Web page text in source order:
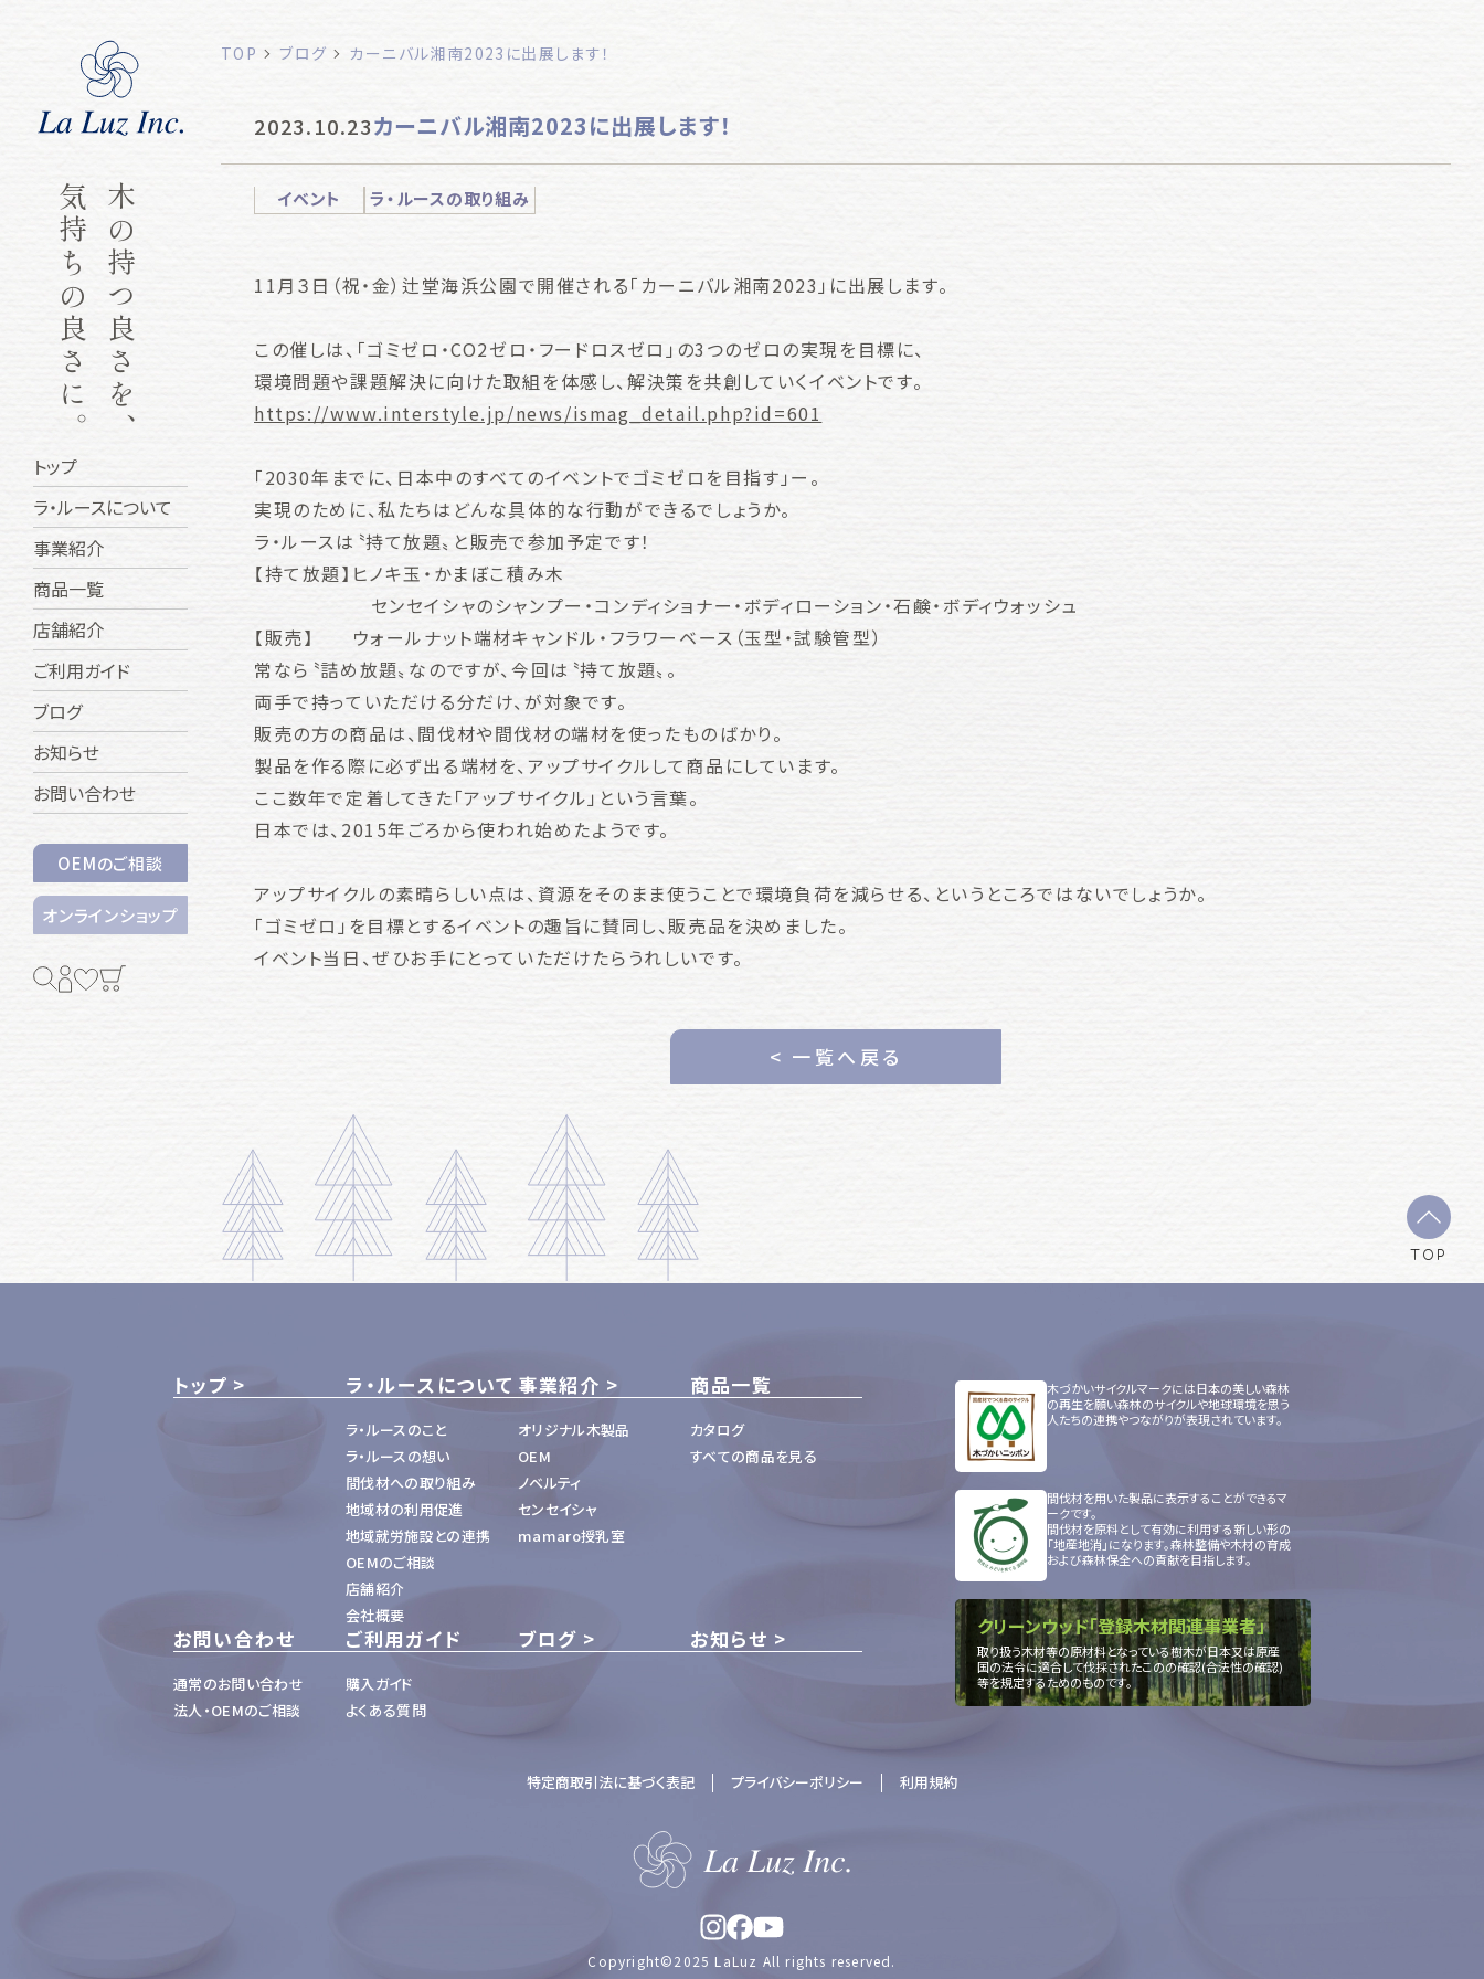
木の持つ良さを、
気持ちの良さに。
トップ
ラ・ルースについて
事業紹介
商品一覧
店舗紹介
ご利用ガイド
ブログ
お知らせ
お問い合わせ
OEMのご相談
オンラインショップ
TOP ブログ カーニバル湘南2023に出展します！
2023.10.23カーニバル湘南2023に出展します！
イベント ラ・ルースの取り組み
11月３日（祝・金）辻堂海浜公園で開催される「カーニバル湘南2023」に出展します。
この催しは、「ゴミゼロ・CO2ゼロ・フードロスゼロ」の3つのゼロの実現を目標に、
環境問題や課題解決に向けた取組を体感し、解決策を共創していくイベントです。
https://www.interstyle.jp/news/ismag_detail.php?id=601
「2030年までに、日本中のすべてのイベントでゴミゼロを目指す」ー。
実現のために、私たちはどんな具体的な行動ができるでしょうか。
ラ・ルースは〝持て放題〟と販売で参加予定です！
【持て放題】ヒノキ玉・かまぼこ積み木
センセイシャのシャンプー・コンディショナー・ボディローション・石鹸・ボディウォッシュ
【販売】 ウォールナット端材キャンドル・フラワーベース（玉型・試験管型）
常なら〝詰め放題〟なのですが、今回は〝持て放題〟。
両手で持っていただける分だけ、が対象です。
販売の方の商品は、間伐材や間伐材の端材を使ったものばかり。
製品を作る際に必ず出る端材を、アップサイクルして商品にしています。
ここ数年で定着してきた「アップサイクル」という言葉。
日本では、2015年ごろから使われ始めたようです。
アップサイクルの素晴らしい点は、資源をそのまま使うことで環境負荷を減らせる、というところではないでしょうか。
「ゴミゼロ」を目標とするイベントの趣旨に賛同し、販売品を決めました。
イベント当日、ぜひお手にとっていただけたらうれしいです。
< 一覧へ戻る
TOP
トップ ラ・ルースについて
ラ・ルースのこと
ラ・ルースの想い
間伐材への取り組み
地域材の利用促進
地域就労施設との連携
OEMのご相談
店舗紹介
会社概要
事業紹介
オリジナル木製品
OEM
ノベルティ
センセイシャ
mamaro授乳室
商品一覧
カタログ
すべての商品を見る
お問い合わせ
通常のお問い合わせ
法人・OEMのご相談
ご利用ガイド
購入ガイド
よくある質問
ブログ お知らせ
木づかいサイクルマークには日本の美しい森林
の再生を願い森林のサイクルや地球環境を思う
人たちの連携やつながりが表現されています。
間伐材を用いた製品に表示することができるマ
ークです。
間伐材を原料として有効に利用する新しい形の
「地産地消」になります。森林整備や木材の育成
および森林保全への貢献を目指します。
クリーンウッド「登録木材関連事業者」
取り扱う木材等の原材料となっている樹木が日本又は原産
国の法令に適合して伐採されたこのの確認(合法性の確認)
等を規定するためのものです。
特定商取引法に基づく表記 プライバシーポリシー 利用規約
Copyright©2025 LaLuz All rights reserved.